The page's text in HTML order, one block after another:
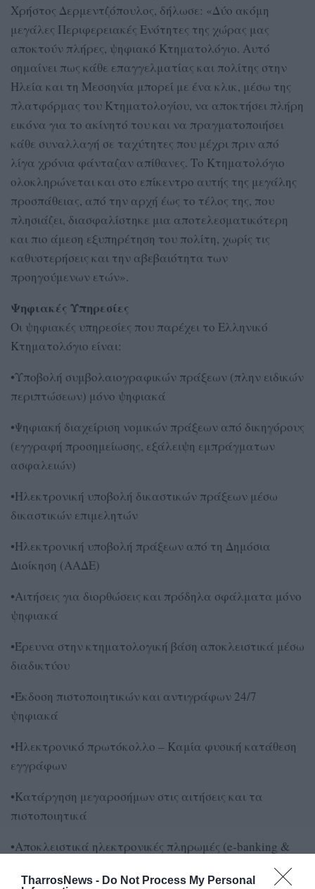
TharrosNews - Do Not Process My Personal
Χρήστος Δερμεντζόπουλος, δήλωσε: «Δύο ακόμη
μεγάλες Περιφερειακές Ενότητες της χώρας μας
αποκτούν πλήρες, ψηφιακό Κτηματολόγιο. Αυτό
σημαίνει πως κάθε επαγγελματίας και πολίτης στην
Ηλεία και τη Μεσσηνία μπορεί με ένα κλικ, μέσω της
πλατφόρμας του Κτηματολογίου, να αποκτήσει πλήρη
εικόνα για το ακίνητό του και να πραγματοποιήσει
κάθε συναλλαγή σε ταχύτητες που μέχρι πριν από
λίγα χρόνια φάνταζαν απίθανες. Το Κτηματολόγιο
ολοκληρώνεται και στο επίκεντρο αυτής της μεγάλης
προσπάθειας, από την αρχή έως το τέλος της, που
πλησιάζει, διασφαλίστηκε μια αποτελεσματικότερη
και πιο άμεση εξυπηρέτηση του πολίτη, χωρίς τις
καθυστερήσεις και την αβεβαιότητα των
προηγούμενων ετών».
Ψηφιακές Υπηρεσίες
Οι ψηφιακές υπηρεσίες που παρέχει το Ελληνικό
Κτηματολόγιο είναι:
•Υποβολή συμβολαιογραφικών πράξεων (πλην ειδικών
περιπτώσεων) μόνο ψηφιακά
•Ψηφιακή διαχείριση νομικών πράξεων από δικηγόρους
(εγγραφή προσημείωσης, εξάλειψη εμπράγματων
ασφαλειών)
•Ηλεκτρονική υποβολή δικαστικών πράξεων μέσω
δικαστικών επιμελητών
•Ηλεκτρονική υποβολή πράξεων από τη Δημόσια
Διοίκηση (ΑΑΔΕ)
•Αιτήσεις για διορθώσεις και πρόδηλα σφάλματα μόνο
ψηφιακά
•Έρευνα στην κτηματολογική βάση αποκλειστικά μέσω
διαδικτύου
•Έκδοση πιστοποιητικών και αντιγράφων 24/7
ψηφιακά
•Ηλεκτρονικό πρωτόκολλο – Καμία φυσική κατάθεση
εγγράφων
•Κατάργηση μεγαροσήμων στις αιτήσεις και τα
πιστοποιητικά
•Αποκλειστικά ηλεκτρονικές πληρωμές (e-banking &